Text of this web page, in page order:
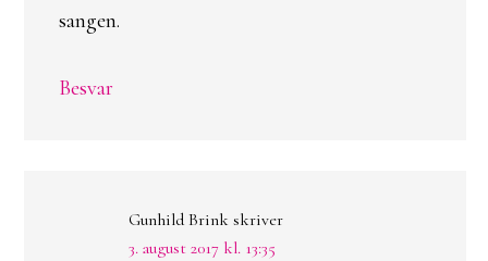
sangen.
Besvar
Gunhild Brink skriver
3. august 2017 kl. 13:35